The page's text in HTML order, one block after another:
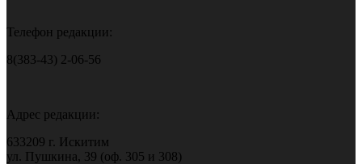
Телефон редакции:
8(383-43) 2-06-56
Адрес редакции:
633209 г. Искитим
ул. Пушкина, 39 (оф. 305 и 308)